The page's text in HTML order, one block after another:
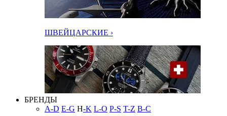
ШВЕЙЦАРСКИЕ ›
БРЕНДЫ
A-D E-G H-K L-O P-S T-Z В-С